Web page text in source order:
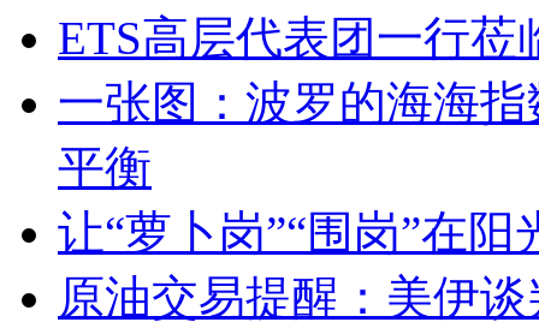
ETS高层代表团一行莅
一张图：波罗的海海
平衡
让“萝卜岗”“围岗”在
原油交易提醒：美伊